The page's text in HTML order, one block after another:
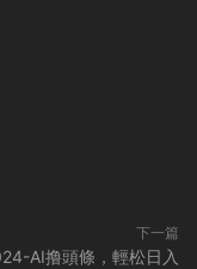
下一篇
AI撸頭條，輕松日入